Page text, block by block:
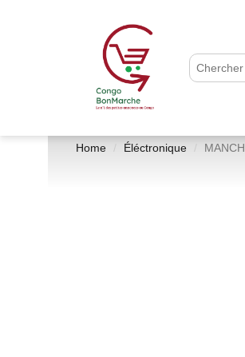
Home Éléctronique